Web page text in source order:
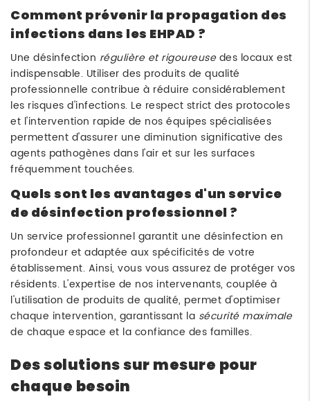
Comment prévenir la propagation des
infections dans les EHPAD ?
Une désinfection régulière et rigoureusedes locaux est
indispensable. Utiliser des produits de qualité
professionnelle contribue à réduire considérablement
les risques d'infections. Le respect strict des protocoles
et l'intervention rapide de nos équipes spécialisées
permettent d'assurer une diminution significative des
agents pathogènes dans l'air et sur les surfaces
fréquemment touchées.
Quels sont les avantages d'un service
de désinfection professionnel ?
Un service professionnel garantit une désinfection en
profondeur et adaptée aux spécificités de votre
établissement. Ainsi, vous vous assurez de protéger vos
résidents. L'expertise de nos intervenants, couplée à
l'utilisation de produits de qualité, permet d'optimiser
chaque intervention, garantissant la sécurité maximale
de chaque espace et la confiance des familles.
Des solutions sur mesure pour
chaque besoin